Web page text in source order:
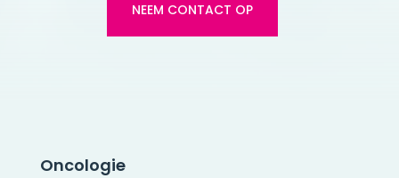
NEEM CONTACT OP
Oncologie